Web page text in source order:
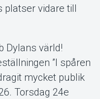
platser vidare till
Dylans värld!
”I spåren
mycket publik
Torsdag 24e